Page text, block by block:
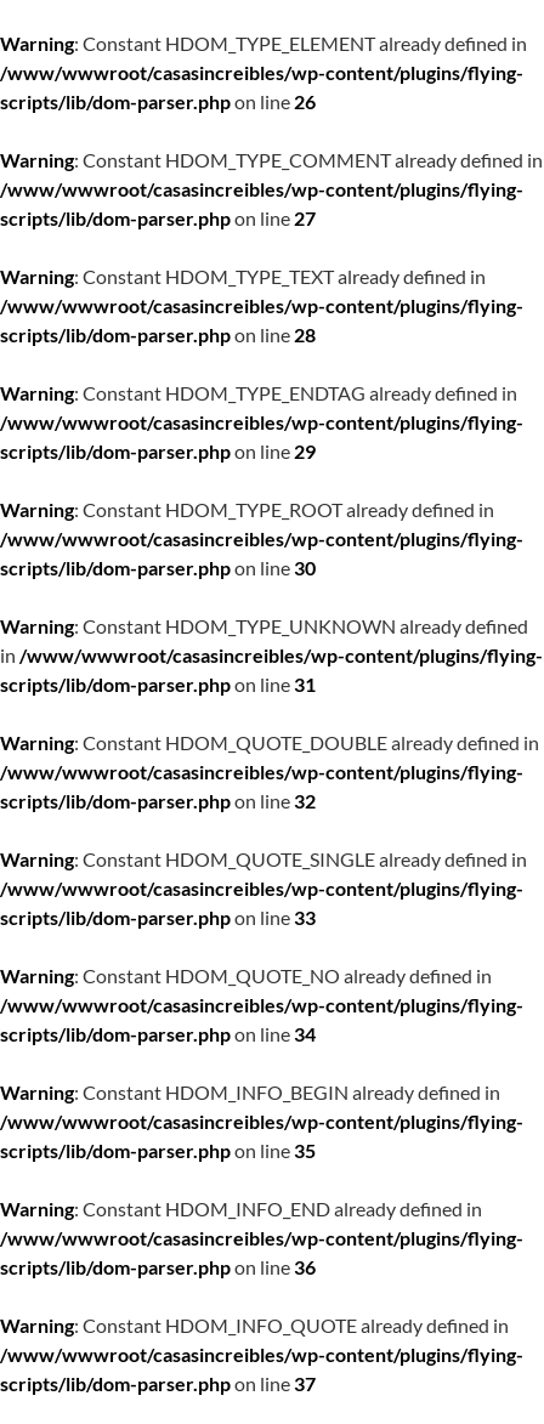
Warning: Constant HDOM_TYPE_ELEMENT already defined in
/www/wwwroot/casasincreibles/wp-content/plugins/flying-
scripts/lib/dom-parser.phpon line 26
Warning: Constant HDOM_TYPE_COMMENT already defined in
/www/wwwroot/casasincreibles/wp-content/plugins/flying-
scripts/lib/dom-parser.phpon line 27
Warning: Constant HDOM_TYPE_TEXT already defined in
/www/wwwroot/casasincreibles/wp-content/plugins/flying-
scripts/lib/dom-parser.phpon line 28
Warning: Constant HDOM_TYPE_ENDTAG already defined in
/www/wwwroot/casasincreibles/wp-content/plugins/flying-
scripts/lib/dom-parser.phpon line 29
Warning: Constant HDOM_TYPE_ROOT already defined in
/www/wwwroot/casasincreibles/wp-content/plugins/flying-
scripts/lib/dom-parser.phpon line30
Warning: Constant HDOM_TYPE_UNKNOWN already defined
in /www/wwwroot/casasincreibles/wp-content/plugins/flying-
scripts/lib/dom-parser.phpon line31
Warning: Constant HDOM_QUOTE_DOUBLE already defined in
/www/wwwroot/casasincreibles/wp-content/plugins/flying-
scripts/lib/dom-parser.phpon line32
Warning: Constant HDOM_QUOTE_SINGLE already defined in
/www/wwwroot/casasincreibles/wp-content/plugins/flying-
scripts/lib/dom-parser.phpon line33
Warning: Constant HDOM_QUOTE_NO already defined in
/www/wwwroot/casasincreibles/wp-content/plugins/flying-
scripts/lib/dom-parser.phpon line34
Warning: Constant HDOM_INFO_BEGIN already defined in
/www/wwwroot/casasincreibles/wp-content/plugins/flying-
scripts/lib/dom-parser.phpon line35
Warning: Constant HDOM_INFO_END already defined in
/www/wwwroot/casasincreibles/wp-content/plugins/flying-
scripts/lib/dom-parser.phpon line36
Warning: Constant HDOM_INFO_QUOTE already defined in
/www/wwwroot/casasincreibles/wp-content/plugins/flying-
scripts/lib/dom-parser.phpon line37